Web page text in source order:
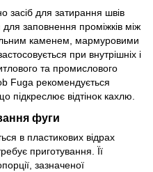
засіб для затирання швів
заповнення проміжків між
каменем, мармуровими
при внутрішніх і
та промислового
Fuga рекомендується
підкреслює відтінок кахлю.
фуги
в пластикових відрах
приготування. Її
зазначеної